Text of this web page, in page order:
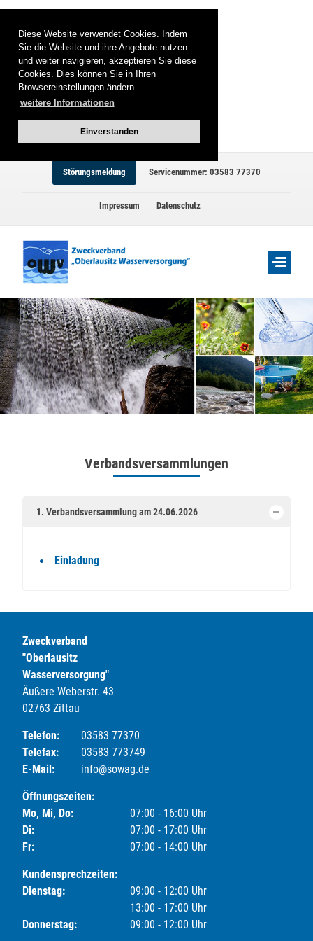
Diese Website verwendet Cookies. Indem
Sie die Website und ihre Angebote nutzen
und weiter navigieren, akzeptieren Sie diese
Cookies. Dies können Sie in Ihren
Browsereinstellungen ändern.
weitere Informationen
Einverstanden
Störungsmeldung Servicenummer: 03583 77370
Impressum Datenschutz
Verbandsversammlungen
1. Verbandsversammlung am 24.06.2026
Einladung
Zweckverband
"Oberlausitz
Wasserversorgung"
Äußere Weberstr. 43
02763 Zittau
Telefon:
03583 77370
Telefax:
03583 773749
E-Mail:
info@sowag.de
Öffnungszeiten:
Mo, Mi, Do:
07:00 - 16:00 Uhr
Di:
07:00 - 17:00 Uhr
Fr:
07:00 - 14:00 Uhr
Kundensprechzeiten:
Dienstag:
09:00 - 12:00 Uhr
13:00 - 17:00 Uhr
Donnerstag:
09:00 - 12:00 Uhr